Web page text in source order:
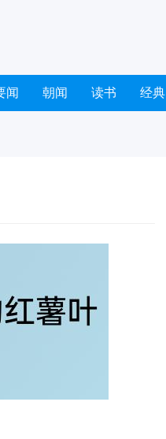
闻 朝闻 读书 经典